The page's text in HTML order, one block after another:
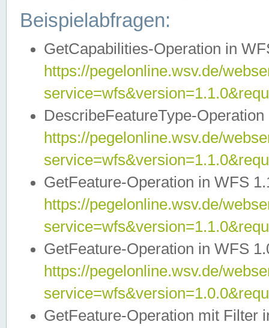
Beispielabfragen:
GetCapabilities-Operation in
https://pegelonline.wsv.de/
DescribeFeatureType-
https://pegelonline.wsv.de/
GetFeature-Operation in WFS
https://pegelonline.wsv.de/
GetFeature-Operation in WFS
https://pegelonline.wsv.de/
GetFeature-Operation mit Filter